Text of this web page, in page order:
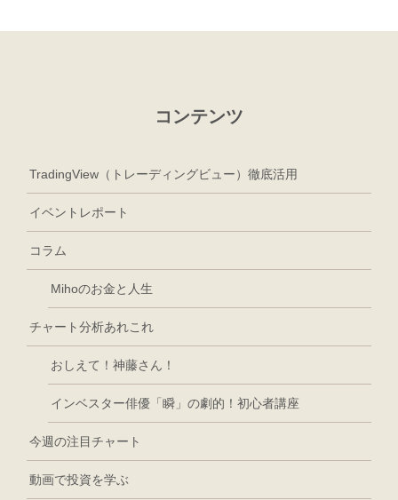
コンテンツ
TradingView（トレーディングビュー）徹底活用
イベントレポート
コラム
Mihoのお金と人生
チャート分析あれこれ
おしえて！神藤さん！
インベスター俳優「瞬」の劇的！初心者講座
今週の注目チャート
動画で投資を学ぶ